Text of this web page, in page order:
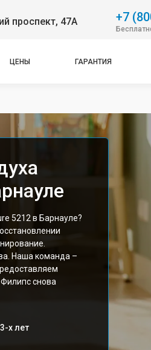
проспект, 47А +7
ЦЕНЫ ГАРАНТИЯ
5212 в Барнауле?
Наша команда –
снова
х лет